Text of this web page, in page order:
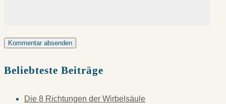
Beliebteste Beiträge
Die 8 Richtungen der Wirbelsäule